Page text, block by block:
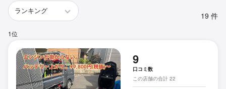
19 件
1位
9
口コミ数
この店舗の合計 22